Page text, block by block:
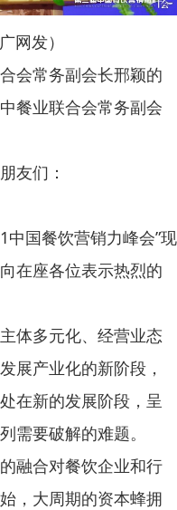
网发）
会常务副会长邢颖的
餐业联合会常务副会
友们：
中国餐饮营销力峰会”现
在座各位表示热烈的
体多元化、经营业态
展产业化的新阶段，
在新的发展阶段，呈
需要破解的难题。
融合对餐饮企业和行
，大周期的资本蜂拥